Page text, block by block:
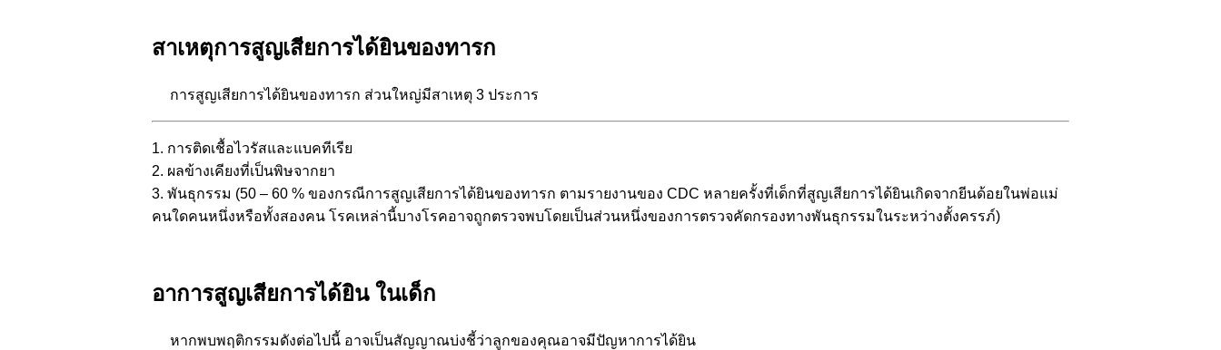
สาเหตุการสูญเสียการได้ยินของทารก
การสูญเสียการได้ยินของทารก ส่วนใหญ่มีสาเหตุ 3 ประการ
1. การติดเชื้อไวรัสและแบคทีเรีย
2. ผลข้างเคียงที่เป็นพิษจากยา
3. พันธุกรรม (50 – 60 % ของกรณีการสูญเสียการได้ยินของทารก ตามรายงานของ CDC หลายครั้งที่เด็กที่สูญเสียการได้ยินเกิดจากยีนด้อยในพ่อแม่
คนใดคนหนึ่งหรือทั้งสองคน โรคเหล่านี้บางโรคอาจถูกตรวจพบโดยเป็นส่วนหนึ่งของการตรวจคัดกรองทางพันธุกรรมในระหว่างตั้งครรภ์)
อาการสูญเสียการได้ยิน ในเด็ก
หากพบพฤติกรรมดังต่อไปนี้ อาจเป็นสัญญาณบ่งชี้ว่าลูกของคุณอาจมีปัญหาการได้ยิน